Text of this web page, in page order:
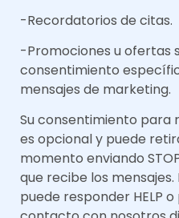
-Recordatorios de citas.
-Promociones u ofertas
consentimiento
mensajes de marketing.
Su consentimiento para
es opcional y puede
momento enviando
que recibe los
puede responder HELP